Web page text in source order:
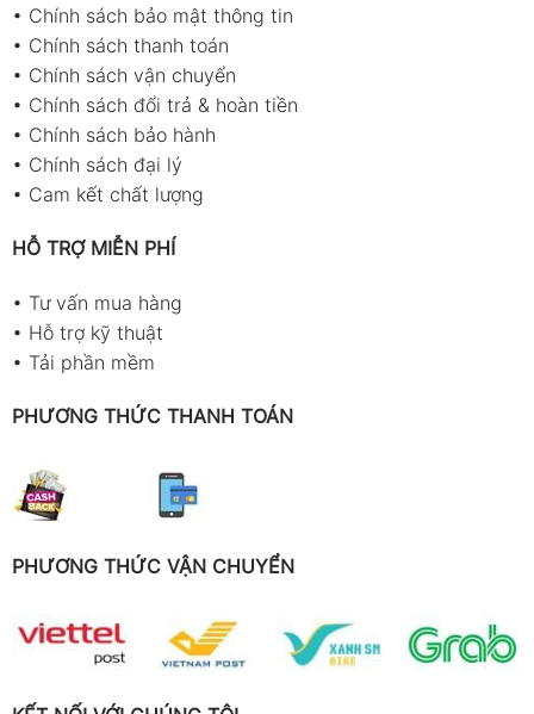
• Chính sách bảo mật thông tin
• Chính sách thanh toán
• Chính sách vận chuyển
• Chính sách đổi trả & hoàn tiền
• Chính sách bảo hành
• Chính sách đại lý
• Cam kết chất lượng
HỖ TRỢ MIỄN PHÍ
• Tư vấn mua hàng
• Hỗ trợ kỹ thuật
• Tải phần mềm
PHƯƠNG THỨC THANH TOÁN
PHƯƠNG THỨC VẬN CHUYỂN